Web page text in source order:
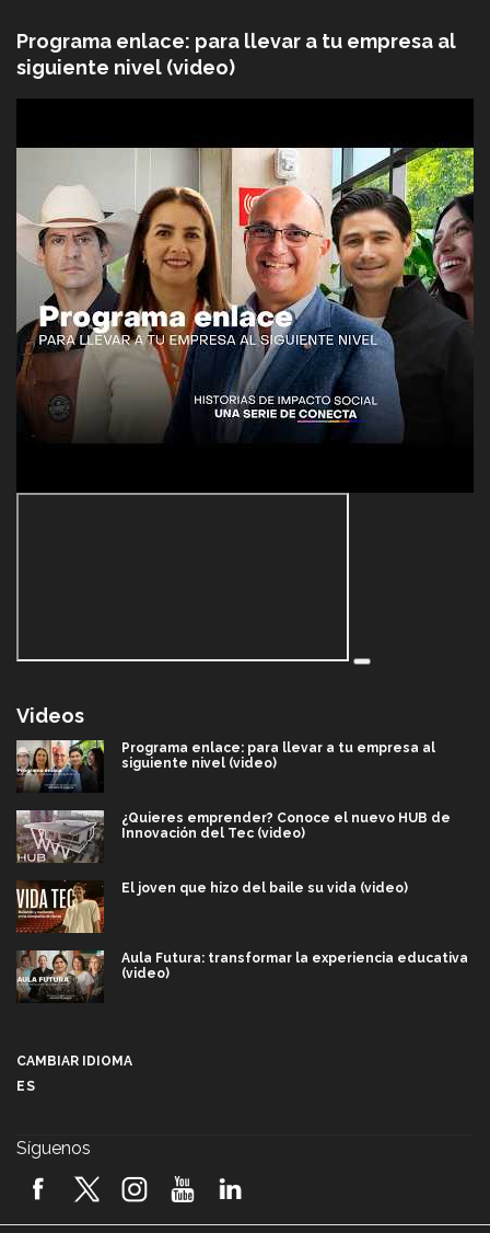
Programa enlace: para llevar a tu empresa al
siguiente nivel (video)
Videos
Programa enlace: para llevar a tu empresa al
siguiente nivel (video)
¿Quieres emprender? Conoce el nuevo HUB de
Innovación del Tec (video)
El joven que hizo del baile su vida (video)
Aula Futura: transformar la experiencia educativa
(video)
2026! (video)
CAMBIAR IDIOMA
ES
Síguenos